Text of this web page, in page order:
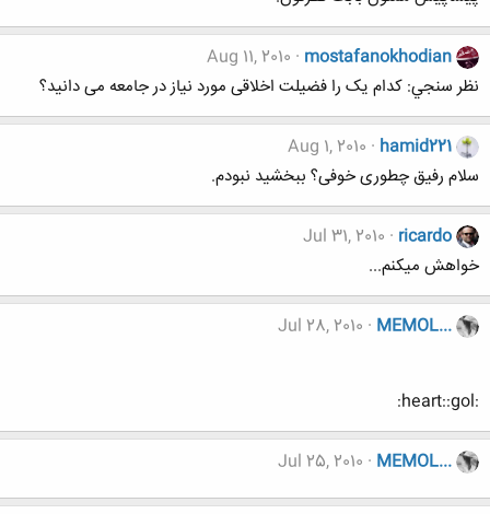
mostafanokhodian
Aug 11, 2010
نظر سنجي: کدام یک را فضیلت اخلاقی مورد نیاز در جامعه می دانید؟
hamid221
Aug 1, 2010
سلام رفیق چطوری خوفی؟ ببخشید نبودم.
ricardo
Jul 31, 2010
خواهش میکنم...
MEMOL...
Jul 28, 2010
:heart::gol:
MEMOL...
Jul 25, 2010